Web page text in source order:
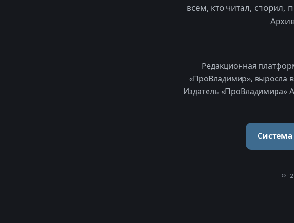
всем, кто читал,
Редакционная
«ПроВладимир», выросла
Издатель «ПроВладимира»
©